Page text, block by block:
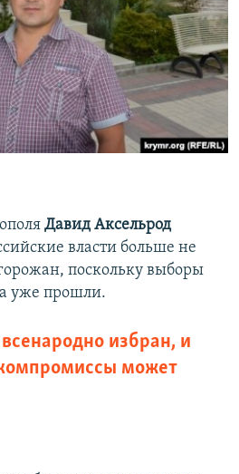
Давид Аксельрод
власти больше не
поскольку выборы
уже прошли.
избран, и
может